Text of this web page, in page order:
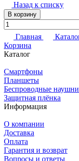
Назад к списку
В корзину
Главная
Корзина
Каталог
Смартфоны
Планшеты
Беспроводные
Защитная плёнка
Информация
О компании
Доставка
Оплата
Гарантия и возврат
Вопросы и ответы